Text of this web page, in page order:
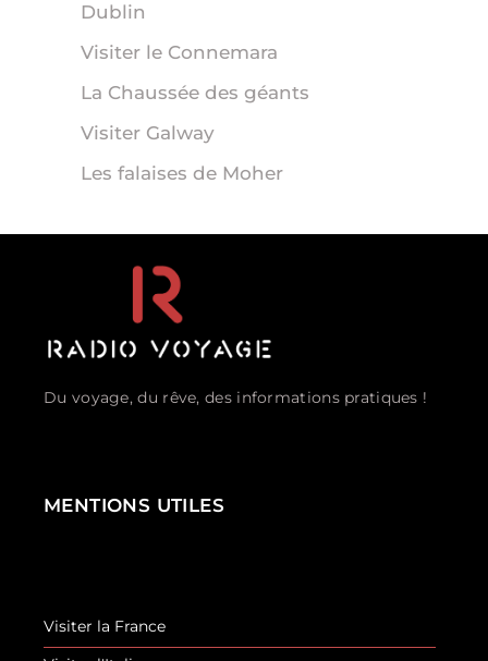
Dublin
Visiter le Connemara
La Chaussée des géants
Visiter Galway
Les falaises de Moher
Du voyage, du rêve, des informations pratiques !
MENTIONS UTILES
Visiter la France